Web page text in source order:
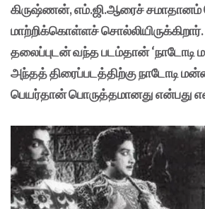
கிருஷ்ணன், எம்.ஜி.ஆரைச் சமாதானம்
மாற்றிக்கொள்ளச் சொல்லியிருக்கிறார்.
தலைப்புடன் வந்த படம்தான்
அந்தத் திரைப்படத்திற்கு நாடோடி
பெயர்தான் பொருத்தமானது